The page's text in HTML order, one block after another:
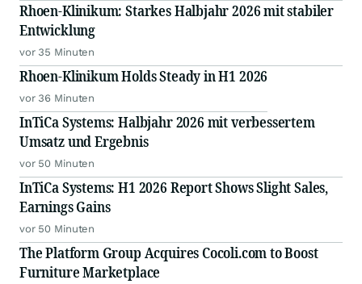
Rhoen-Klinikum: Starkes Halbjahr 2026 mit stabiler
Entwicklung
vor 35 Minuten
Rhoen-Klinikum Holds Steady in H1 2026
vor 36 Minuten
InTiCa Systems: Halbjahr 2026 mit verbessertem
Umsatz und Ergebnis
vor 50 Minuten
InTiCa Systems: H1 2026 Report Shows Slight Sales,
Earnings Gains
vor 50 Minuten
The Platform Group Acquires Cocoli.com to Boost
Furniture Marketplace